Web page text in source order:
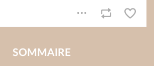
SOMMAIRE